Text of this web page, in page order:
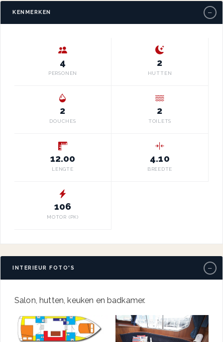
KENMERKEN −
4
PERSONEN
2
HUTTEN
2
DOUCHES
2
TOILETS
12.00
LENGTE
4.10
BREEDTE
106
MOTOR (PK)
INTERIEUR FOTO'S −
Salon, hutten, keuken en badkamer.